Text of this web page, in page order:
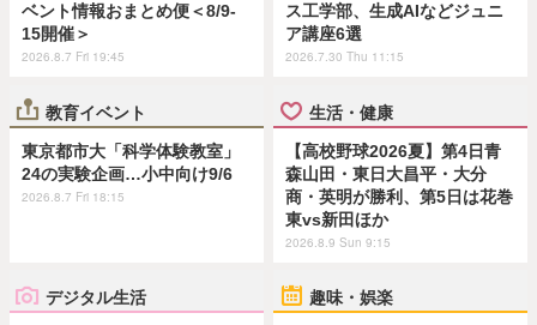
ベント情報おまとめ便＜8/9-
15開催＞
2026.8.7 Fri 19:45
ス工学部、生成AIなどジュニ
ア講座6選
2026.7.30 Thu 11:15
教育イベント
東京都市大「科学体験教室」
24の実験企画…小中向け9/6
2026.8.7 Fri 18:15
生活・健康
【高校野球2026夏】第4日青
森山田・東日大昌平・大分
商・英明が勝利、第5日は花巻
東vs新田ほか
2026.8.9 Sun 9:15
デジタル生活 趣味・娯楽